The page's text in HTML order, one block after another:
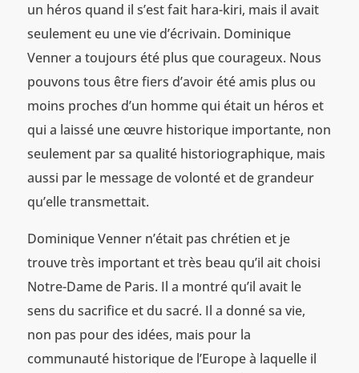
un héros quand il s’est fait hara-kiri, mais il avait
seulement eu une vie d’écrivain. Dominique
Venner a toujours été plus que courageux. Nous
pouvons tous être fiers d’avoir été amis plus ou
moins proches d’un homme qui était un héros et
qui a laissé une œuvre historique importante, non
seulement par sa qualité historiographique, mais
aussi par le message de volonté et de grandeur
qu’elle transmettait.
Dominique Venner n’était pas chrétien et je
trouve très important et très beau qu’il ait choisi
Notre-Dame de Paris. Il a montré qu’il avait le
sens du sacrifice et du sacré. Il a donné sa vie,
non pas pour des idées, mais pour la
communauté historique de l’Europe à laquelle il